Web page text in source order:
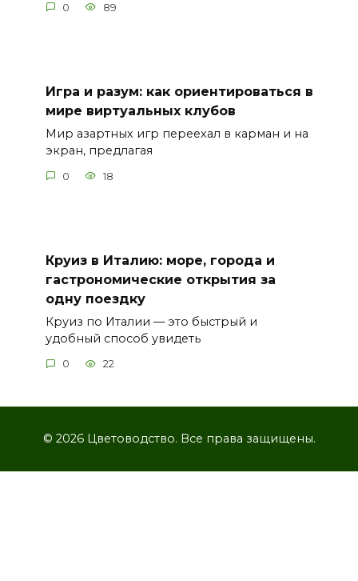
0 89
Игра и разум: как ориентироваться в
мире виртуальных клубов
Мир азартных игр переехал в карман и на
экран, предлагая
0 18
Круиз в Италию: море, города и
гастрономические открытия за
одну поездку
Круиз по Италии — это быстрый и
удобный способ увидеть
0 22
© 2026 Цветоводство. Все права защищены.